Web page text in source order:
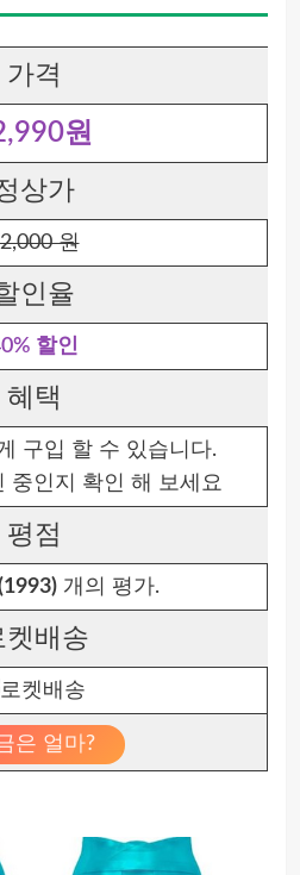
가격
원
상가
원
인율
할인
혜택
구입 할 수 있습니다.
중인지 확인 해 보세요
평점
개의 평가.
켓배송
은 얼마?